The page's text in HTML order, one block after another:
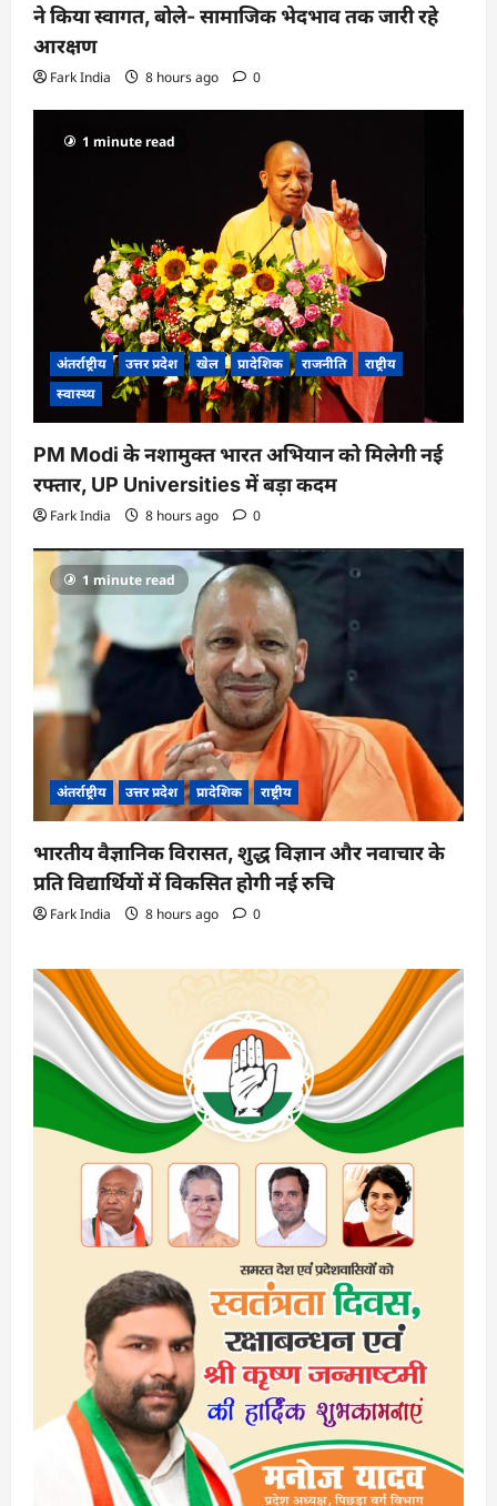
ने किया स्वागत, बोले- सामाजिक भेदभाव तक जारी रहे
आरक्षण
Fark India 8 hours ago 0
1 minute read
अंतर्राष्ट्रीय उत्तर प्रदेश खेल प्रादेशिक राजनीति
राष्ट्रीय
स्वास्थ्य
PM Modi के नशामुक्त भारत अभियान को मिलेगी नई
रफ्तार, UP Universities में बड़ा कदम
Fark India 8 hours ago 0
1 minute read
अंतर्राष्ट्रीय उत्तर प्रदेश प्रादेशिक राष्ट्रीय
भारतीय वैज्ञानिक विरासत, शुद्ध विज्ञान और नवाचार के
प्रति विद्यार्थियों में विकसित होगी नई रुचि
Fark India 8 hours ago 0